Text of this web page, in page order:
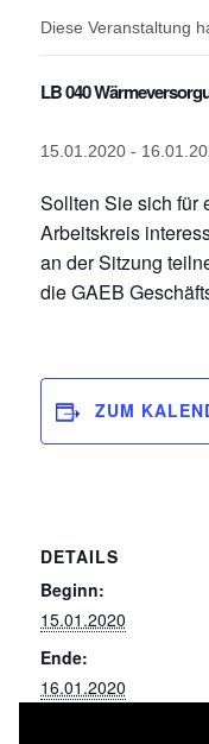
Diese Veranstaltung
LB 040
15.01.2020-
Sollten Sie sich für
Arbeitskreis
an der Sitzung
die GAEB
ZUM
DETAILS
Beginn:
15.01.2020
Ende:
16.01.2020